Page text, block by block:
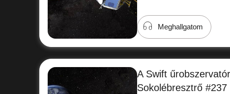
Meghallgatom
A Swift
Sokolébresztrő #237